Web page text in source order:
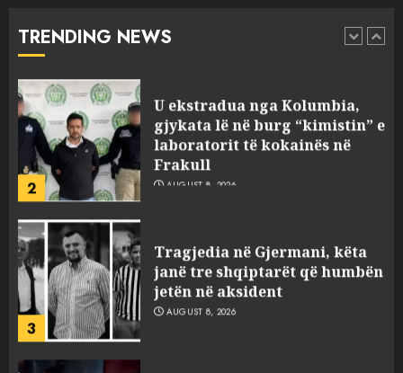
TRENDING NEWS
1 AUGUST 8, 2026
2
U ekstradua nga Kolumbia,
gjykata lë në burg “kimistin” e
laboratorit të kokainës në
Frakull
AUGUST 8, 2026
3
Tragjedia në Gjermani, këta
janë tre shqiptarët që humbën
jetën në aksident
AUGUST 8, 2026